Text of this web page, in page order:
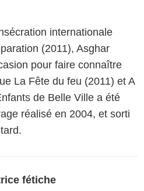
internationale
(2011), Asghar
pour faire connaître
La Fête du feu (2011) et A
de Belle Ville a été
réalisé en 2004, et sorti
fétiche